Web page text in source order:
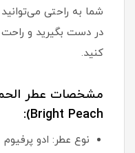
شما به راحتی
در دست بگیرید و
کنید.
Bright Peach):
نوع عطر: ادو پرفیوم